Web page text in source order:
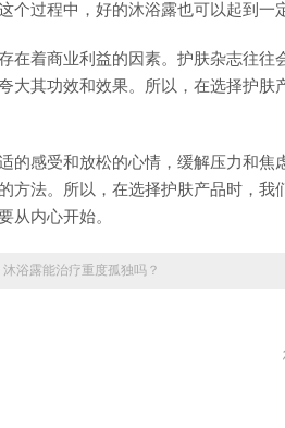
过程中，好的沐浴露也可以起到一
在着商业利益的因素。护肤杂志往往
大其功效和效果。所以，在选择护肤
的感受和放松的心情，缓解压力和焦
方法。所以，在选择护肤产品时，我
从内心开始。
沐浴露能治疗重度孤独吗？